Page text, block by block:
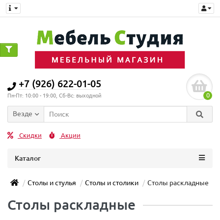
+7 (926) 622-01-05
Пн-Пт: 10:00 - 19:00, Сб-Вс: выходной 0
Везде
Скидки Акции
Каталог
Столы и стулья Столы и столики Столы раскладные
Столы раскладные